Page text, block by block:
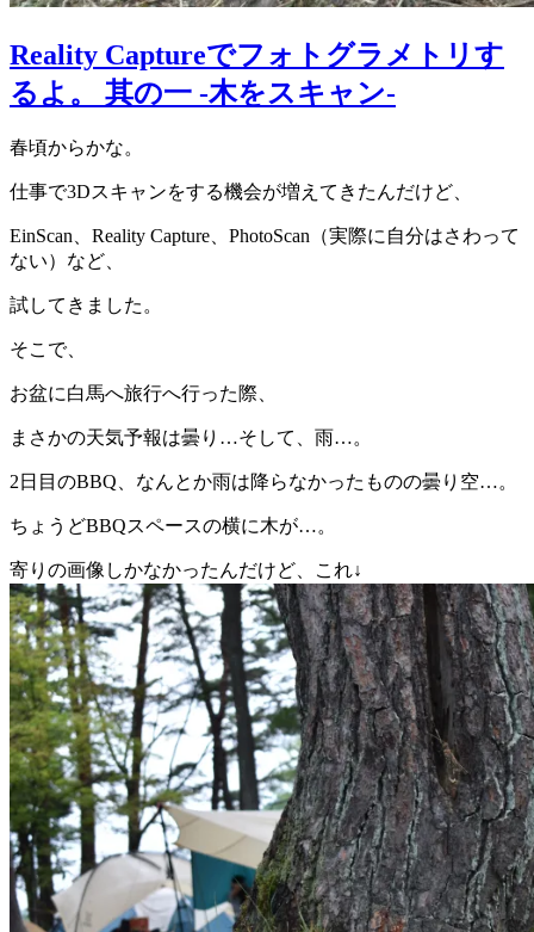
Reality Captureでフォトグラメトリす
るよ。 其の一 -木をスキャン-
春頃からかな。
仕事で3Dスキャンをする機会が増えてきたんだけど、
EinScan、Reality Capture、PhotoScan（実際に自分はさわって
ない）など、
試してきました。
そこで、
お盆に白馬へ旅行へ行った際、
まさかの天気予報は曇り…そして、雨…。
2日目のBBQ、なんとか雨は降らなかったものの曇り空…。
ちょうどBBQスペースの横に木が…。
寄りの画像しかなかったんだけど、これ↓